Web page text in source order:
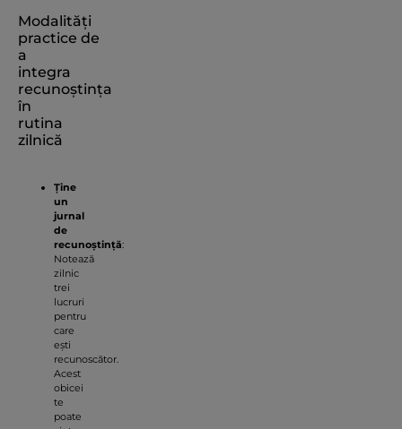
Modalități
practice de
a
integra
recunoștința
în
rutina
zilnică
Ține
un
jurnal
de
recunoștință:
Notează
zilnic
trei
lucruri
pentru
care
ești
recunoscător.
Acest
obicei
te
poate